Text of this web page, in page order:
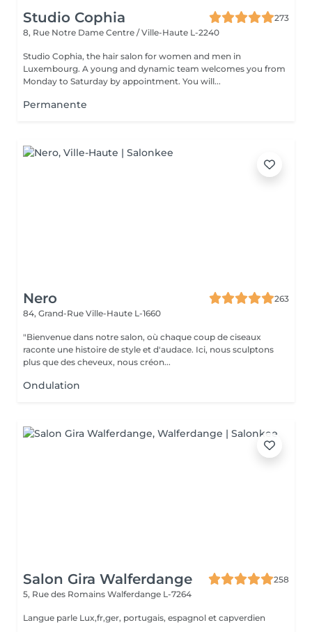
Studio Cophia
273
8, Rue Notre Dame Centre / Ville-Haute L-2240
Studio Cophia, the hair salon for women and men in
Luxembourg. A young and dynamic team welcomes you from
Monday to Saturday by appointment. You will...
Permanente
Nero
263
84, Grand-Rue Ville-Haute L-1660
"Bienvenue dans notre salon, où chaque coup de ciseaux
raconte une histoire de style et d'audace. Ici, nous sculptons
plus que des cheveux, nous créon...
Ondulation
Salon Gira Walferdange
258
5, Rue des Romains Walferdange L-7264
Langue parle Lux,fr,ger, portugais, espagnol et capverdien